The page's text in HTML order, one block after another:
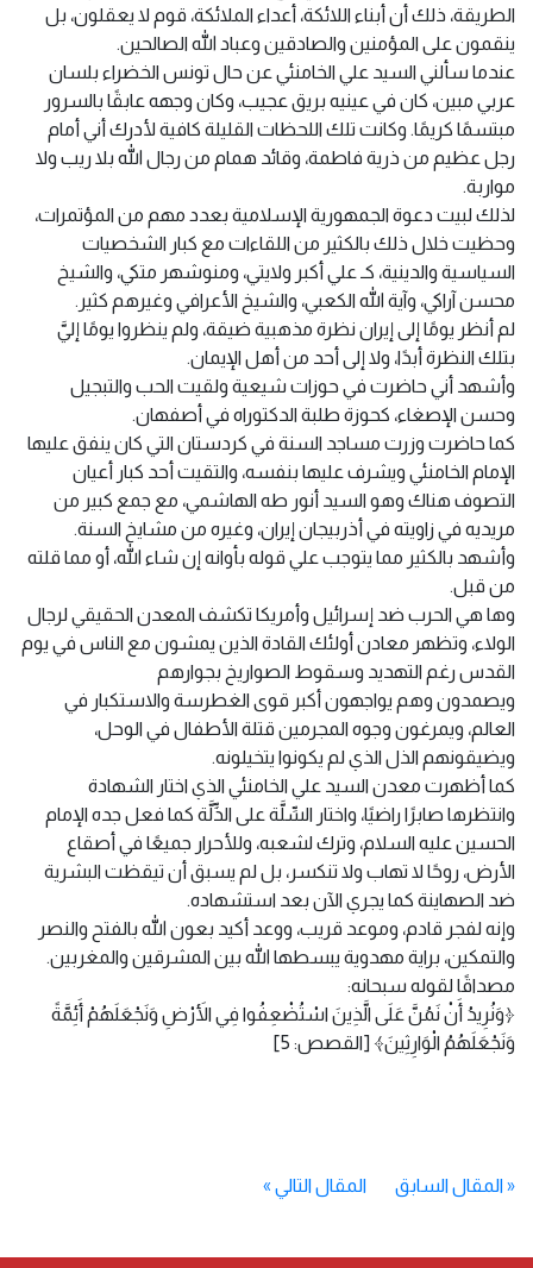
الطريقة، ذلك أن أبناء اللائكة، أعداء الملائكة، قوم لا يعقلون، بل
ينقمون على المؤمنين والصادقين وعباد الله الصالحين.
عندما سألني السيد علي الخامنئي عن حال تونس الخضراء بلسان
عربي مبين، كان في عينيه بريق عجيب، وكان وجهه عابقًا بالسرور
مبتسمًا كريمًا. وكانت تلك اللحظات القليلة كافية لأدرك أني أمام
رجل عظيم من ذرية فاطمة، وقائد همام من رجال الله بلا ريب ولا
مواربة.
لذلك لبيت دعوة الجمهورية الإسلامية بعدد مهم من المؤتمرات،
وحظيت خلال ذلك بالكثير من اللقاءات مع كبار الشخصيات
السياسية والدينية، كـ علي أكبر ولايتي، ومنوشهر متكي، والشيخ
محسن آراكي، وآية الله الكعبي، والشيخ الأعرافي وغيرهم كثير.
لم أنظر يومًا إلى إيران نظرة مذهبية ضيقة، ولم ينظروا يومًا إليَّ
بتلك النظرة أبدًا، ولا إلى أحد من أهل الإيمان.
وأشهد أني حاضرت في حوزات شيعية ولقيت الحب والتبجيل
وحسن الإصغاء، كحوزة طلبة الدكتوراه في أصفهان.
كما حاضرت وزرت مساجد السنة في كردستان التي كان ينفق عليها
الإمام الخامنئي ويشرف عليها بنفسه، والتقيت أحد كبار أعيان
التصوف هناك وهو السيد أنور طه الهاشمي، مع جمع كبير من
مريديه في زاويته في أذربيجان إيران، وغيره من مشايخ السنة.
وأشهد بالكثير مما يتوجب علي قوله بأوانه إن شاء الله، أو مما قلته
من قبل.
وها هي الحرب ضد إسرائيل وأمريكا تكشف المعدن الحقيقي لرجال
الولاء، وتظهر معادن أولئك القادة الذين يمشون مع الناس في يوم
القدس رغم التهديد وسقوط الصواريخ بجوارهم
ويصمدون وهم يواجهون أكبر قوى الغطرسة والاستكبار في
العالم، ويمرغون وجوه المجرمين قتلة الأطفال في الوحل،
ويضيقونهم الذل الذي لم يكونوا يتخيلونه.
كما أظهرت معدن السيد علي الخامنئي الذي اختار الشهادة
وانتظرها صابرًا راضيًا، واختار السِّلَّة على الذِّلَّة كما فعل جده الإمام
الحسين عليه السلام، وترك لشعبه، وللأحرار جميعًا في أصقاع
الأرض، روحًا لا تهاب ولا تنكسر، بل لم يسبق أن تيقظت البشرية
ضد الصهاينة كما يجري الآن بعد استشهاده.
وإنه لفجر قادم، وموعد قريب، ووعد أكيد بعون الله بالفتح والنصر
والتمكين، براية مهدوية يبسطها الله بين المشرقين والمغربين.
مصداقًا لقوله سبحانه:
﴿وَنُرِيدُ أَنْ نَمُنَّ عَلَى الَّذِينَ اسْتُضْعِفُوا فِي الأَرْضِ وَنَجْعَلَهُمْ أَئِمَّةً
وَنَجْعَلَهُمُ الْوَارِثِينَ﴾ [القصص: 5]
«المقال السابق المقال التالي »